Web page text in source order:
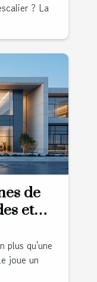
? La
de
et
plus qu'une
joue un